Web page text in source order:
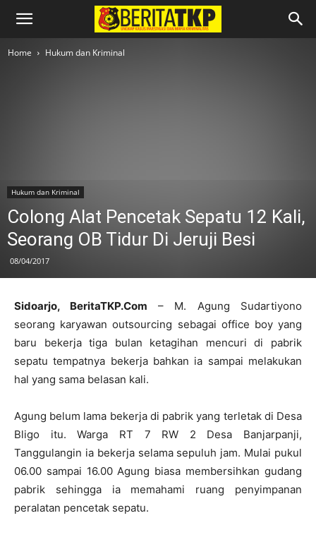
Home Hukum dan Kriminal
Hukum dan Kriminal
Colong Alat Pencetak Sepatu 12 Kali,
Seorang OB Tidur Di Jeruji Besi
08/04/2017
Sidoarjo, BeritaTKP.Com – M. Agung Sudartiyono
seorang karyawan outsourcing sebagai office boy yang
baru bekerja tiga bulan ketagihan mencuri di pabrik
sepatu tempatnya bekerja bahkan ia sampai melakukan
hal yang sama belasan kali.
Agung belum lama bekerja di pabrik yang terletak di Desa
Bligo itu. Warga RT 7 RW 2 Desa Banjarpanji,
Tanggulangin ia bekerja selama sepuluh jam. Mulai pukul
06.00 sampai 16.00 Agung biasa membersihkan gudang
pabrik sehingga ia memahami ruang penyimpanan
peralatan pencetak sepatu.